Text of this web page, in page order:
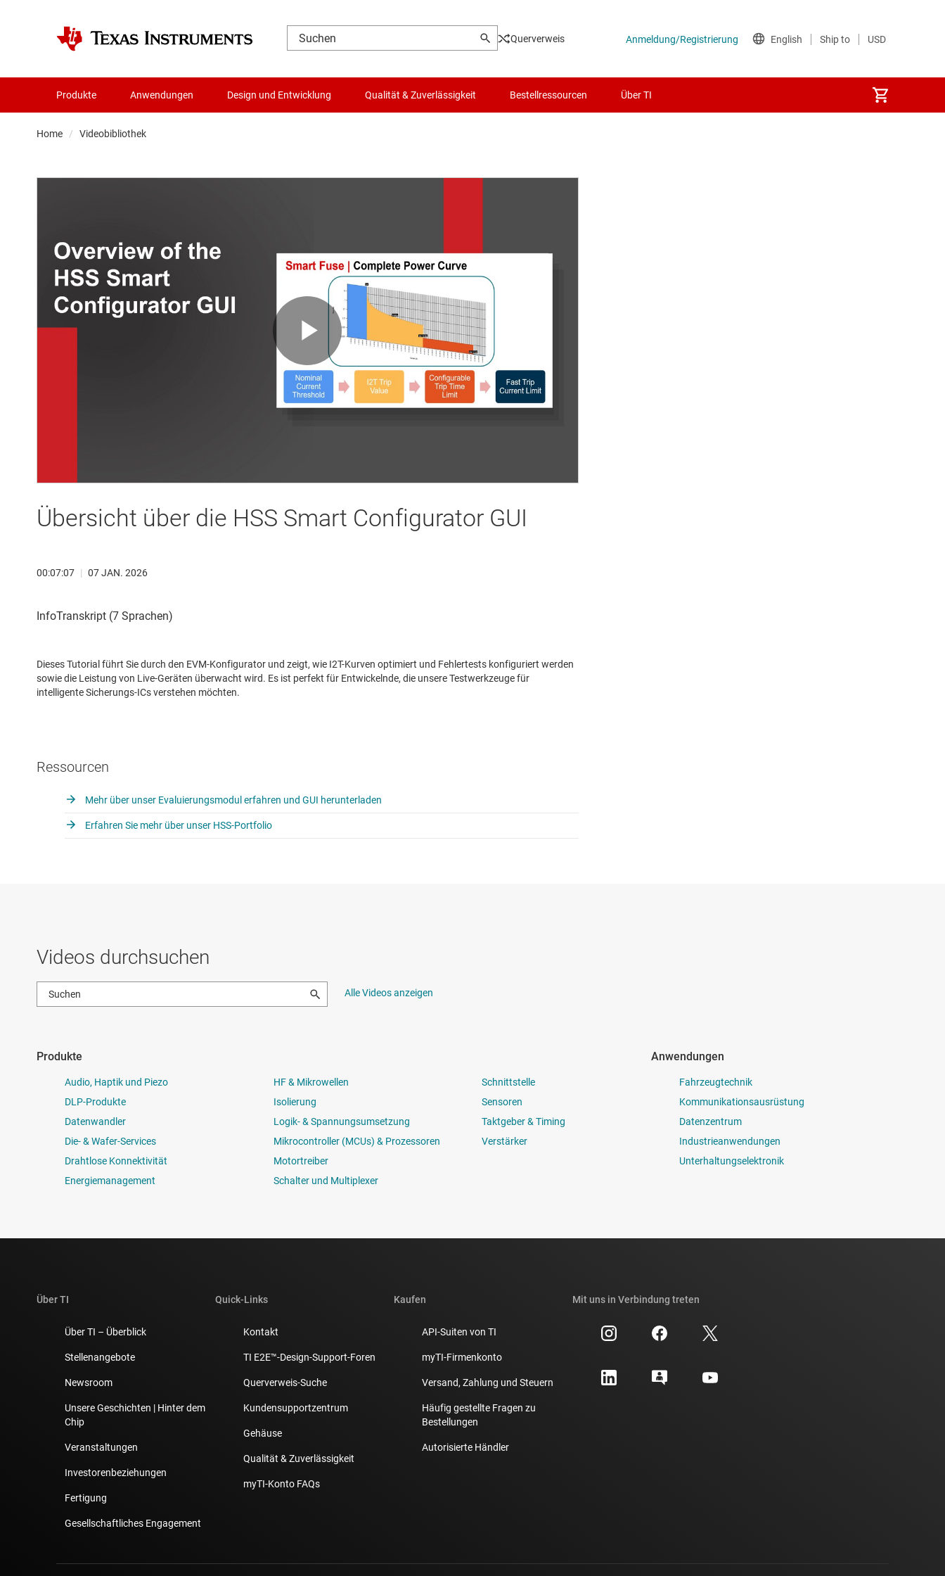
Querverweis
Produkte Anwendungen Design und Entwicklung Qualität & Zuverlässigkeit Bestellressourcen Über TI
Home Videobibliothek
Play
Übersicht über die HSS Smart Configurator GUI
00:07:07 | 07 JAN. 2026
Dieses Tutorial führt Sie durch den EVM-Konfigurator und zeigt, wie I2T-Kurven optimiert und Fehlertests konfiguriert werden
sowie die Leistung von Live-Geräten überwacht wird. Es ist perfekt für Entwickelnde, die unsere Testwerkzeuge für
intelligente Sicherungs-ICs verstehen möchten.
Ressourcen
Mehr über unser Evaluierungsmodul erfahren und GUI herunterladen
Erfahren Sie mehr über unser HSS-Portfolio
Videos durchsuchen
Alle Videos anzeigen
Produkte
Audio, Haptik und Piezo
DLP-Produkte
Datenwandler
Die- & Wafer-Services
Drahtlose Konnektivität
Energiemanagement
HF & Mikrowellen
Isolierung
Logik- & Spannungsumsetzung
Mikrocontroller (MCUs) & Prozessoren
Motortreiber
Schalter und Multiplexer
Schnittstelle
Sensoren
Taktgeber & Timing
Verstärker
Anwendungen
Fahrzeugtechnik
Kommunikationsausrüstung
Datenzentrum
Industrieanwendungen
Unterhaltungselektronik
Über TI
Über TI – Überblick
Stellenangebote
Newsroom
Unsere Geschichten | Hinter dem
Chip
Veranstaltungen
Investorenbeziehungen
Fertigung
Gesellschaftliches Engagement
Quick-Links
Kontakt
TI E2E™-Design-Support-Foren
Querverweis-Suche
Kundensupportzentrum
Gehäuse
Qualität & Zuverlässigkeit
myTI-Konto FAQs
Kaufen
API-Suiten von TI
myTI-Firmenkonto
Versand, Zahlung und Steuern
Häufig gestellte Fragen zu
Bestellungen
Autorisierte Händler
Mit uns in Verbindung treten